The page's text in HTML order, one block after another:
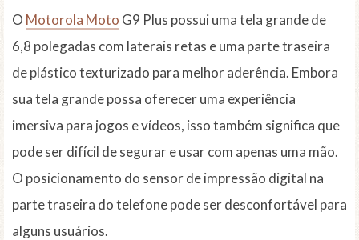
O Motorola Moto G9 Plus possui uma tela grande de
6,8 polegadas com laterais retas e uma parte traseira
de plástico texturizado para melhor aderência. Embora
sua tela grande possa oferecer uma experiência
imersiva para jogos e vídeos, isso também significa que
pode ser difícil de segurar e usar com apenas uma mão.
O posicionamento do sensor de impressão digital na
parte traseira do telefone pode ser desconfortável para
alguns usuários.